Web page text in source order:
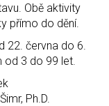
Obě aktivity
přímo do dění.
22. června do 6.
od 3 do 99 let.
Ph.D.